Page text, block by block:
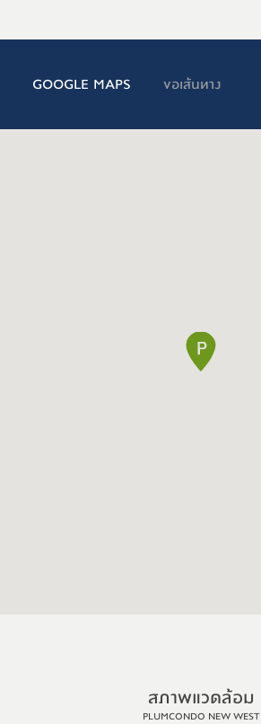
GOOGLE MAPS ขอเส้นทาง
สภาพแวดล้อม
PLUMCONDO NEW WEST